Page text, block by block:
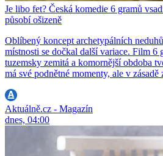
Je libo fet? Česká komedie 6 gramů
působí ošizeně
Oblíbený koncept archetypálních
místnosti se dočkal další variace. Film 6
tuzemsky zemitá a komornější obdoba
má své podnětné momenty, ale v zásadě
Aktuálně.cz - Magazín
dnes, 04:00